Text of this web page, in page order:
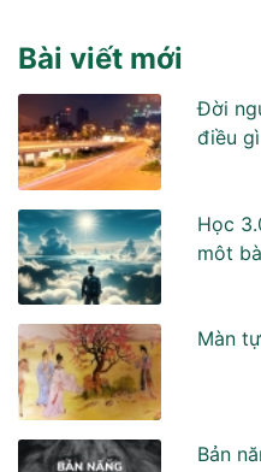
Bài viết mới
Đời
điều gì
Học
môt
Màn
Bản